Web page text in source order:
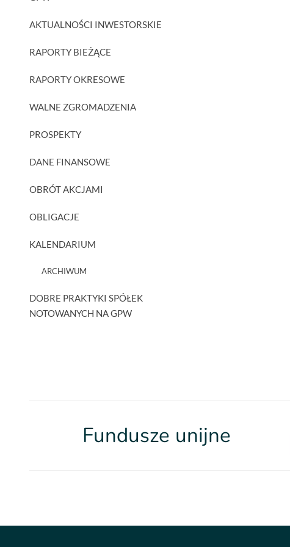
AKTUALNOŚCI INWESTORSKIE
RAPORTY BIEŻĄCE
RAPORTY OKRESOWE
WALNE ZGROMADZENIA
PROSPEKTY
DANE FINANSOWE
OBRÓT AKCJAMI
OBLIGACJE
KALENDARIUM
ARCHIWUM
DOBRE PRAKTYKI SPÓŁEK
NOTOWANYCH NA GPW
Fundusze unijne